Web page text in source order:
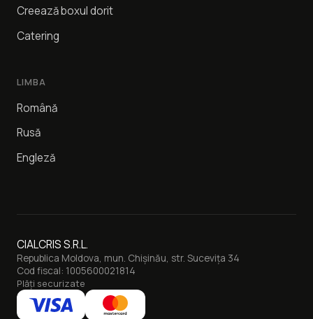
Creează boxul dorit
Catering
LIMBA
Română
Rusă
Engleză
CIALCRIS S.R.L.
Republica Moldova, mun. Chișinău, str. Sucevița 34
Cod fiscal: 1005600021814
Plăți securizate